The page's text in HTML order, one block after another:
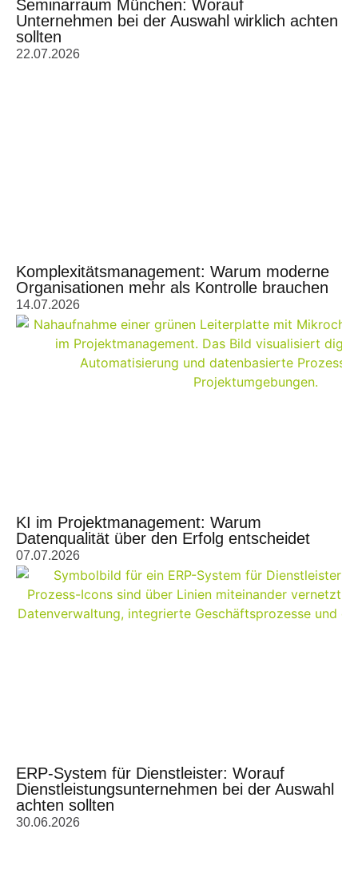
Seminarraum München: Worauf
Unternehmen bei der Auswahl wirklich achten
sollten
22.07.2026
Komplexitätsmanagement: Warum moderne
Organisationen mehr als Kontrolle brauchen
14.07.2026
KI im Projektmanagement: Warum
Datenqualität über den Erfolg entscheidet
07.07.2026
ERP-System für Dienstleister: Worauf
Dienstleistungsunternehmen bei der Auswahl
achten sollten
30.06.2026